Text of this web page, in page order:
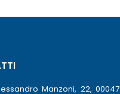
Manzoni, 22, 00047